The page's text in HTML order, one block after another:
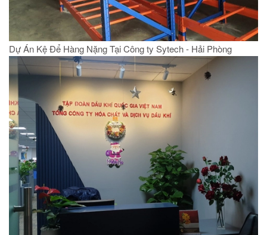
Dự Án Kệ Để Hàng Nặng Tại Công ty Sytech - Hải Phòng